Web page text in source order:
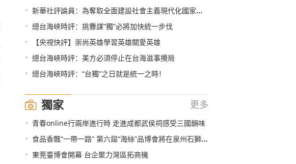
• 新華社評論員：為奪取全面建設社會主義現代化國家新勝利而奮鬥——學習貫徹黨的十九屆五中全會精神
• 總台海峽時評：挑釁謀“獨”必將加快統一步伐
• 【央視快評】崇尚英雄學習英雄關愛英雄
• 總台海峽時評：美方必須停止在台海滋事攪局
• 總台海峽時評：“台獨”之日就是統一之時！
獨家 更多
• 青春online行兩岸進行時 走進成都武侯祠感受三國韻味
• 食品香飄“一帶一路” 第六屆“海絲”品博會將在泉州石獅舉辦
• 東莞臺博會開幕 台企聚力灣區拓商機